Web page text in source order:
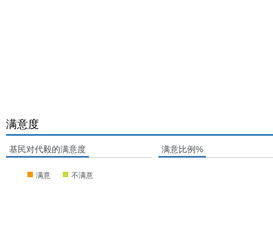
满意度
基民对代毅的满意度
满意 不满意
满意比例%